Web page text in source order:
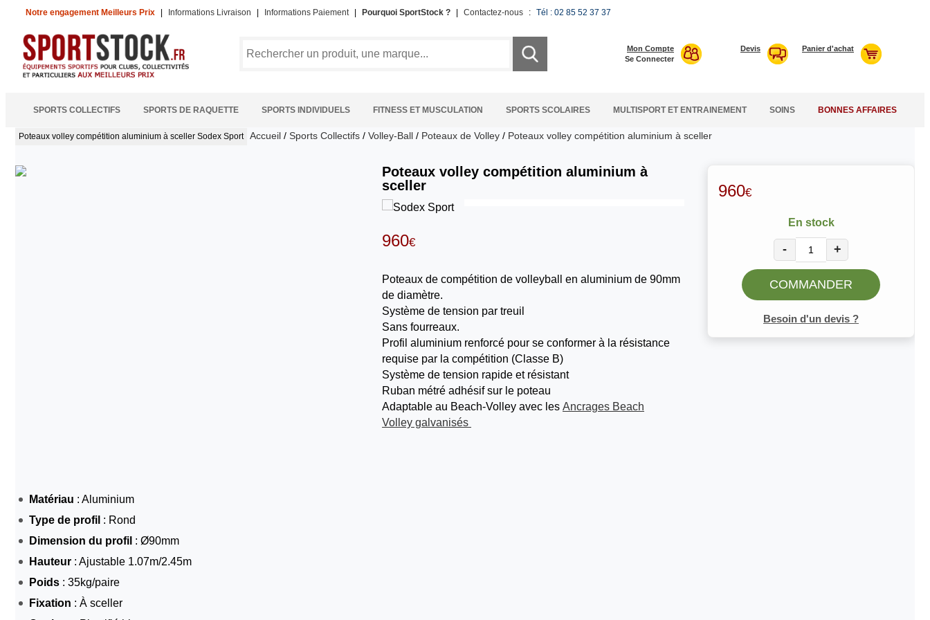
Notre engagement Meilleurs Prix Informations Livraison Informations Paiement Pourquoi SportStock ? Contactez-nous : Tél : 02 85 52 37 37
Mon Compte
Se Connecter
Devis Panier d'achat
SPORTS COLLECTIFS SPORTS DE RAQUETTE SPORTS INDIVIDUELS FITNESS ET MUSCULATION SPORTS SCOLAIRES MULTISPORT ET ENTRAINEMENT SOINS BONNES AFFAIRES
Poteaux volley compétition aluminium à sceller Sodex Sport Accueil / Sports Collectifs / Volley-Ball / Poteaux de Volley / Poteaux volley compétition aluminium à sceller
960€
En stock
- +
COMMANDER
Besoin d'un devis ?
Poteaux volley compétition aluminium à
sceller
960€
Poteaux de compétition de volleyball en aluminium de 90mm
de diamètre.
Système de tension par treuil
Sans fourreaux.
Profil aluminium renforcé pour se conformer à la résistance
requise par la compétition (Classe B)
Système de tension rapide et résistant
Ruban métré adhésif sur le poteau
Adaptable au Beach-Volley avec les Ancrages Beach
Volley galvanisés
Matériau : Aluminium
Type de profil : Rond
Dimension du profil : Ø90mm
Hauteur : Ajustable 1.07m/2.45m
Poids : 35kg/paire
Fixation : À sceller